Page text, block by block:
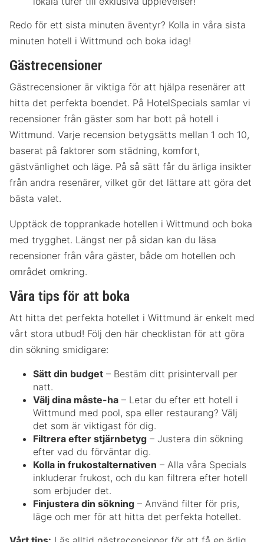
Redo för ett sista minuten äventyr? Kolla in våra sista
minuten hotell i Wittmund och boka idag!
Gästrecensioner
Gästrecensioner är viktiga för att hjälpa resenärer att
hitta det perfekta boendet. På HotelSpecials samlar vi
recensioner från gäster som har bott på hotell i
Wittmund. Varje recension betygsätts mellan 1 och 10,
baserat på faktorer som städning, komfort,
gästvänlighet och läge. På så sätt får du ärliga insikter
från andra resenärer, vilket gör det lättare att göra det
bästa valet.
Upptäck de topprankade hotellen i Wittmund och boka
med trygghet. Längst ner på sidan kan du läsa
recensioner från våra gäster, både om hotellen och
området omkring.
Våra tips för att boka
Att hitta det perfekta hotellet i Wittmund är enkelt med
vårt stora utbud! Följ den här checklistan för att göra
din sökning smidigare:
Sätt din budget – Bestäm ditt prisintervall per
natt.
Välj dina måste-ha – Letar du efter ett hotell i
Wittmund med pool, spa eller restaurang? Välj
det som är viktigast för dig.
Filtrera efter stjärnbetyg – Justera din sökning
efter vad du förväntar dig.
Kolla in frukostalternativen – Alla våra Specials
inkluderar frukost, och du kan filtrera efter hotell
som erbjuder det.
Finjustera din sökning – Använd filter för pris,
läge och mer för att hitta det perfekta hotellet.